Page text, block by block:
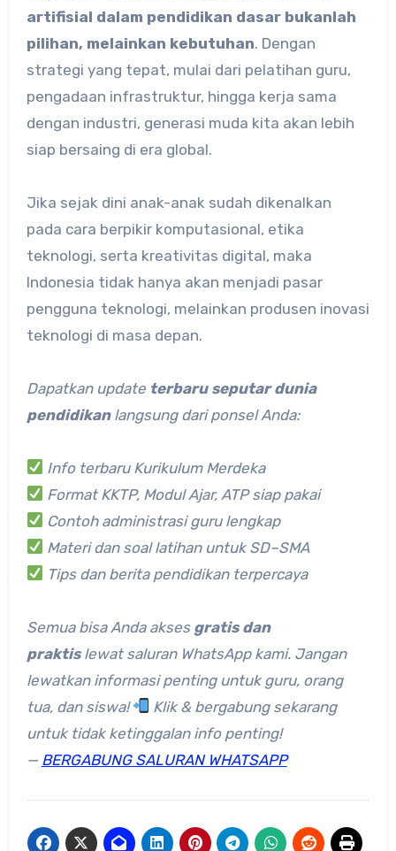
artifisial dalam pendidikan dasar bukanlah
pilihan, melainkan kebutuhan. Dengan
strategi yang tepat, mulai dari pelatihan guru,
pengadaan infrastruktur, hingga kerja sama
dengan industri, generasi muda kita akan lebih
siap bersaing di era global.
Jika sejak dini anak-anak sudah dikenalkan
pada cara berpikir komputasional, etika
teknologi, serta kreativitas digital, maka
Indonesia tidak hanya akan menjadi pasar
pengguna teknologi, melainkan produsen inovasi
teknologi di masa depan.
Dapatkan update terbaru seputar dunia
pendidikanlangsung dari ponsel Anda:
Info terbaru Kurikulum Merdeka
Format KKTP, Modul Ajar, ATP siap pakai
Contoh administrasi guru lengkap
Materi dan soal latihan untuk SD–SMA
Tips dan berita pendidikan terpercaya
Semua bisa Anda akses gratis dan
praktislewat saluran WhatsApp kami. Jangan
lewatkan informasi penting untuk guru, orang
tua, dan siswa!
Klik & bergabung sekarang
untuk tidak ketinggalan info penting!
— BERGABUNG SALURAN WHATSAPP